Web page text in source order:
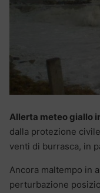
Allerta meteo giallo
dalla protezione
venti di burrasca, in
Ancora maltempo in
perturbazione